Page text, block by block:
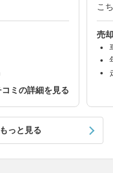
ミの詳細を見る
こ
売
っと見る